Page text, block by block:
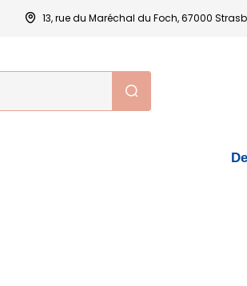
13, rue du Maréchal du Foch, 67000